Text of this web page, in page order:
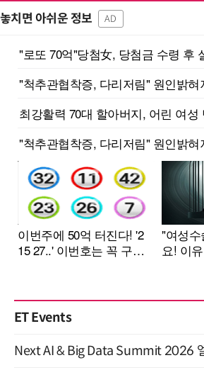
놓치면 아쉬운 정보 AD
ET Events